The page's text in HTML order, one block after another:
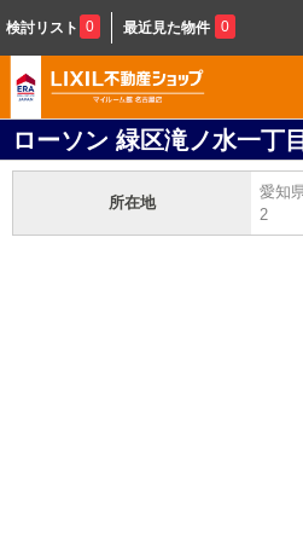
検討リスト 0 最近見た物件 0
ローソン 緑区滝ノ水一丁
所在地
愛知
2